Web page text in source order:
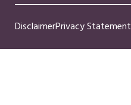
DisclaimerPrivacy Statement